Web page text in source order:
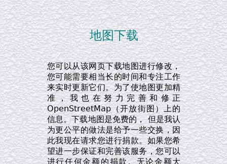
地图下载
您可以从该网页下载地图进行修改，
您可能需要相当长的时间和专注工作
来实时更新它们。为了使地图更加精
准，我也在努力完善和修正
OpenStreetMap（开放街图）上的
信息。下载地图是免费的， 但是我认
为更公平的做法是给予一些交换，因
此我现在请求您进行捐款。如果您希
望进一步保证和完善该服务，您可以
进行任何金额的捐款。无论金额大